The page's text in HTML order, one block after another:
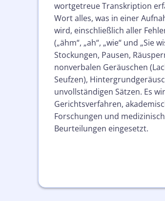
wortgetreue Transkription
Wort alles, was in einer
wird, einschließlich aller
(„ähm“, „ah“, „wie“ und „Sie
Stockungen, Pausen,
nonverbalen Geräuschen
Seufzen),
unvollständigen Sätzen. Es
Gerichtsverfahren,
Forschungen und
Beurteilungen eingesetzt.